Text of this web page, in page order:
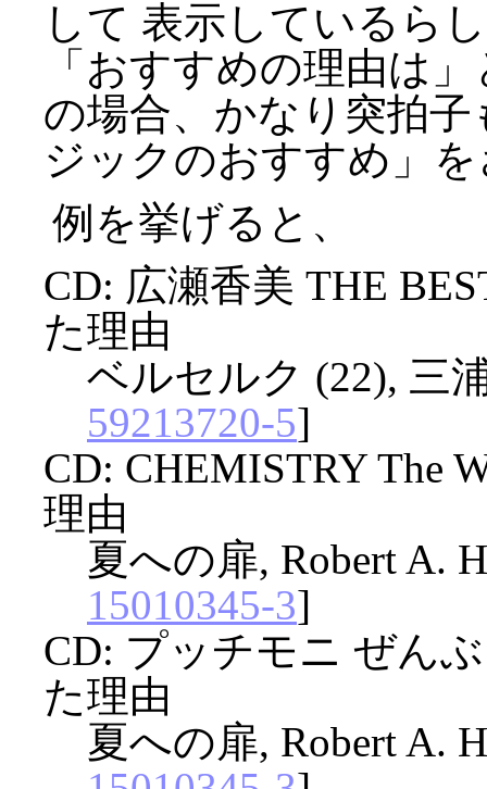
して 表示しているら
「おすすめの理由は
の場合、かなり突拍
ジックのおすすめ」
例を挙げると、
CD: 広瀬香美 THE
た理由
ベルセルク (22), 三
59213720-5]
CD: CHEMISTRY The
理由
夏への扉, Robert A.
15010345-3]
CD: プッチモニ ぜん
た理由
夏への扉, Robert A.